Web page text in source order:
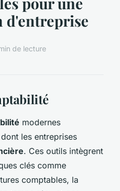
d'entreprise
de lecture
modernes
les entreprises
. Ces outils intègrent
clés comme
comptables, la